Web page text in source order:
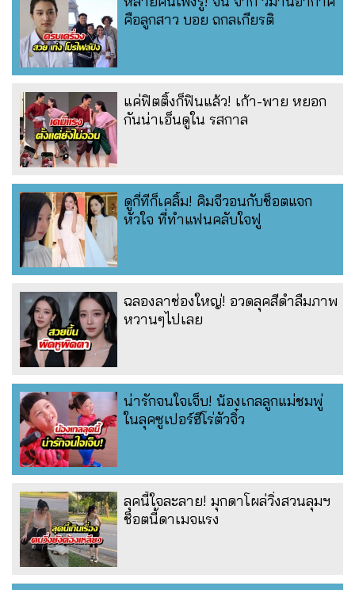
คือลูกสาว บอย ถกลเกียรติ
แค่ฟิตติ้งก็ฟินแล้ว! เก้า-พาย หยอก
กันน่าเอ็นดูใน รสกาล
ดูกี่ทีก็เคลิ้ม! คิมจีวอนกับช็อตแจก
หัวใจ ที่ทำแฟนคลับใจฟู
ฉลองลาช่องใหญ่! อวดลุคสีดำลืมภาพ
หวานๆไปเลย
น่ารักจนใจเจ็บ! น้องเกลลูกแม่ชมพู่
ในลุคซูเปอร์ฮีโร่ตัวจิ๋ว
ลุคนี้ใจละลาย! มุกดาโผล่วิ่งสวนลุมฯ
ช็อตนี้ดาเมจแรง